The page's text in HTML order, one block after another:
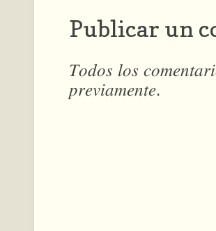
Publicar un
𝑇𝑜𝑑𝑜𝑠 𝑙𝑜𝑠
𝑝𝑟𝑒𝑣𝑖𝑎𝑚𝑒𝑛𝑡𝑒.